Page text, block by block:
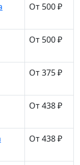
От 500 ₽
От 500 ₽
От 375 ₽
От 438 ₽
От 438 ₽